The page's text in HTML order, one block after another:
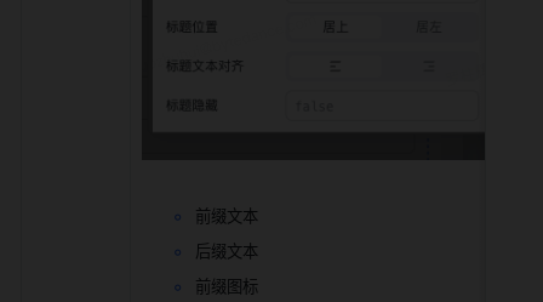
前缀文本
后缀文本
前缀图标